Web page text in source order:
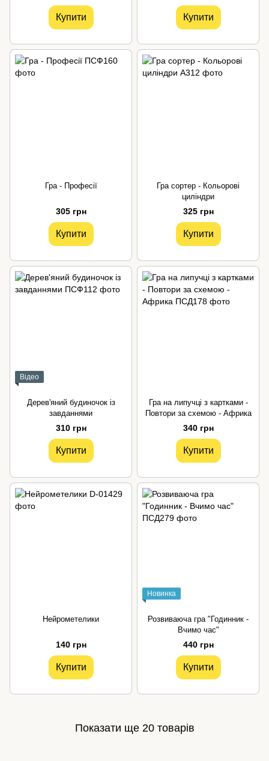
Купити Купити
Гра - Професії
305 грн
Купити
Гра сортер - Кольорові
циліндри
325 грн
Купити
Відео
Дерев'яний будиночок із
завданнями
310 грн
Купити
Гра на липучці з картками -
Повтори за схемою - Африка
340 грн
Купити
Нейрометелики
140 грн
Купити
Новинка
Розвиваюча гра "Годинник -
Вчимо час"
440 грн
Купити
Показати ще 20 товарів